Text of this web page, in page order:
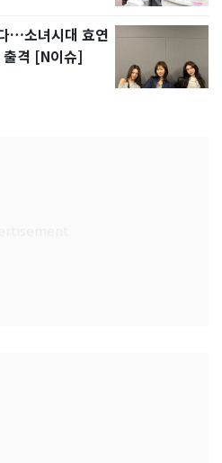
…소녀시대 효연
출격 [N이슈]